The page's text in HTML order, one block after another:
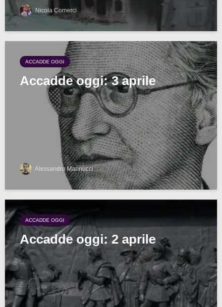
Nicola Comerci
ACCADDE OGGI
Accadde oggi: 3 aprile
Alessandro Marinucci
ACCADDE OGGI
Accadde oggi: 2 aprile